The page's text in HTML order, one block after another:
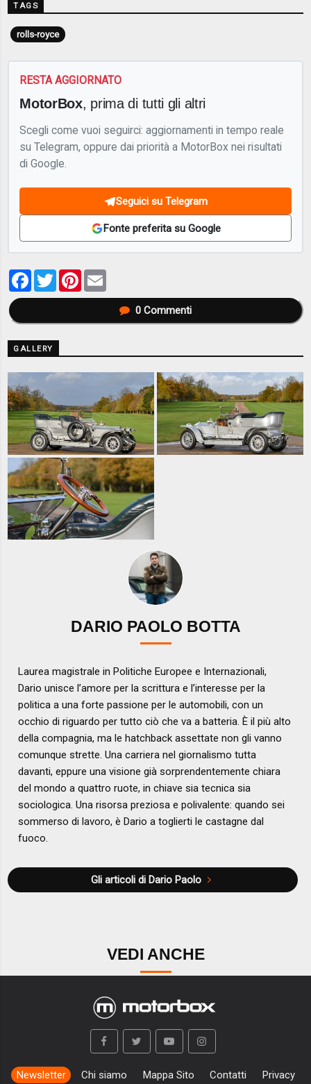
TAGS
rolls-royce
RESTA AGGIORNATO
MotorBox, prima di tutti gli altri
Scegli come vuoi seguirci: aggiornamenti in tempo reale
su Telegram, oppure dai priorità a MotorBox nei risultati
di Google.
Seguici su Telegram
Fonte preferita su Google
Facebook
TwitterPinterest
0Commenti
GALLERY
DARIO PAOLO BOTTA
Laurea magistrale in Politiche Europee e Internazionali,
Dario unisce l’amore per la scrittura e l’interesse per la
politica a una forte passione per le automobili, con un
occhio di riguardo per tutto ciò che va a batteria. È il più alto
della compagnia, ma le hatchback assettate non gli vanno
comunque strette. Una carriera nel giornalismo tutta
davanti, eppure una visione già sorprendentemente chiara
del mondo a quattro ruote, in chiave sia tecnica sia
sociologica. Una risorsa preziosa e polivalente: quando sei
sommerso di lavoro, è Dario a toglierti le castagne dal
fuoco.
Gli articoli di Dario Paolo
VEDI ANCHE
Newsletter Chi siamo Mappa Sito Contatti Privacy